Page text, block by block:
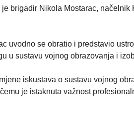
brigadir Nikola Mostarac,
uvodno se obratio i predstavio
u sustavu vojnog obrazovanja i
iskustava o sustavu vojnog
je istaknuta važnost